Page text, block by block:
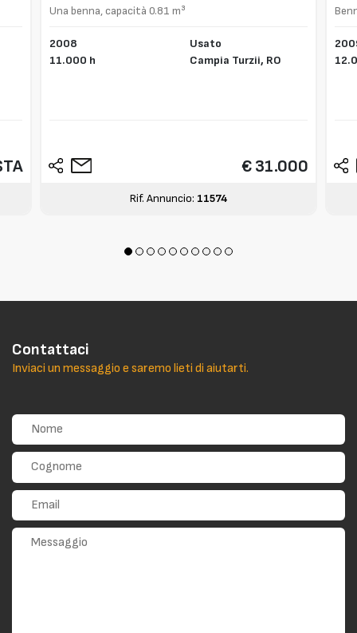
Una benna, capacità 0.81 m³
2008
11.000 h
Usato
Campia Turzii, RO
€ 31.000
Rif. Annuncio: 11574
Contattaci
Inviaci un messaggio e saremo lieti di aiutarti.